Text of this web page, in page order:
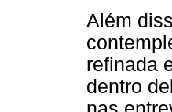
Além
refinada
dentro